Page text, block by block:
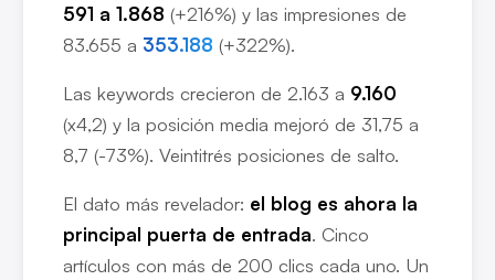
591 a 1.868 (+216%) y las impresiones de
83.655 a 353.188 (+322%).
Las keywords crecieron de 2.163 a 9.160
(x4,2) y la posición media mejoró de 31,75 a
8,7 (-73%). Veintitrés posiciones de salto.
El dato más revelador: el blog es ahora la
principal puerta de entrada. Cinco
artículos con más de 200 clics cada uno. Un